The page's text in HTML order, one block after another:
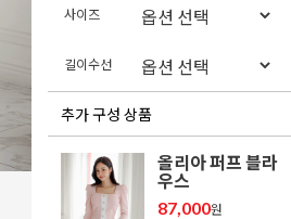
사이즈
길이수선
추가 구성 상품
올리아 퍼프 블라
우스
87,000원